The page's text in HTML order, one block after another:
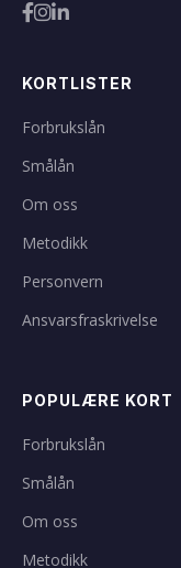
KORTLISTER
Forbrukslån
Smålån
Om oss
Metodikk
Personvern
Ansvarsfraskrivelse
POPULÆRE KORT
Forbrukslån
Smålån
Om oss
Metodikk